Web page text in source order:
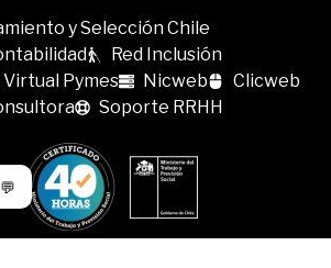
y Selección Chile
Red Inclusión
Pymes
Nicweb
Clicweb
Soporte RRHH